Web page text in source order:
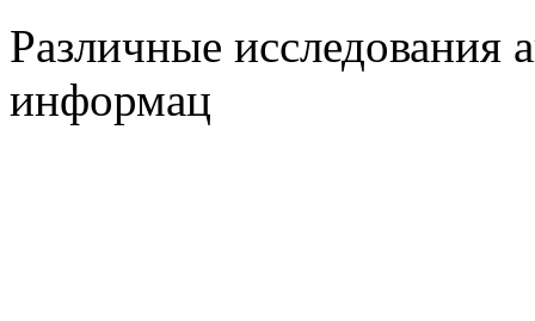
Различные исследования
информац